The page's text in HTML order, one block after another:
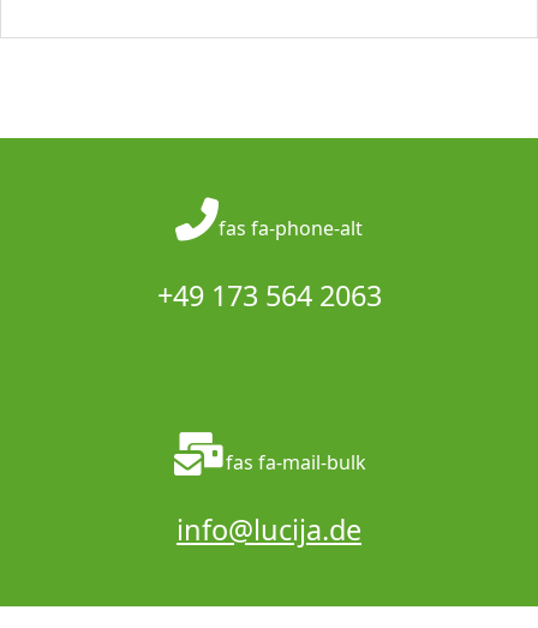
fas fa-phone-alt
+49 173 564 2063
fas fa-mail-bulk
info@lucija.de